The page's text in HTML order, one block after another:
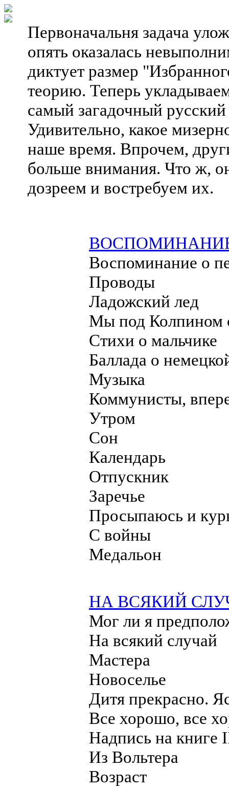
Первоначальня задача
опять оказалась
диктует размер
теорию. Теперь
самый загадочный
Удивительно, какое
наше время. Впрочем,
больше внимания. Что ж,
дозреем и востребуем их.
Воспоминание о
Проводы
Ладожский лед
Мы под Колпином
Стихи о мальчике
Баллада о
Музыка
Коммунисты,
Утром
Сон
Календарь
Отпускник
Заречье
Просыпаюсь и
С войны
Медальон
НА ВСЯКИЙ
Мог ли я
На всякий случай
Мастера
Новоселье
Дитя прекрасно.
Все хорошо, все
Надпись на книге
Из Вольтера
Возраст